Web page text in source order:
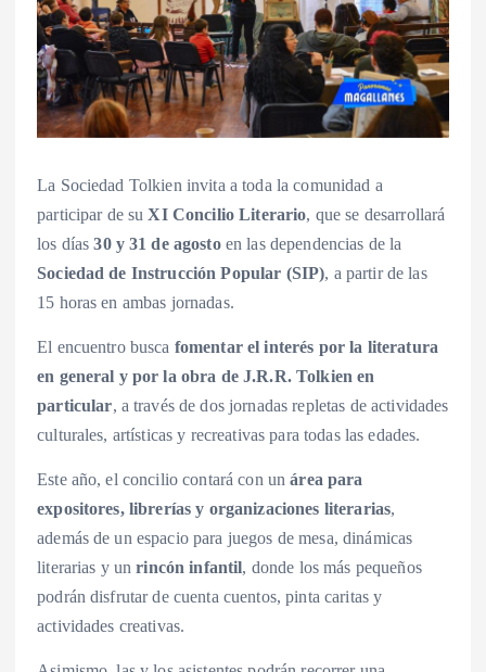
La Sociedad Tolkien invita a toda la comunidad a
participar de suXI Concilio Literario, que se desarrollará
los días30 y 31 de agostoen las dependencias de la
Sociedad de Instrucción Popular (SIP), a partir de las
15 horas en ambas jornadas.
El encuentro busca fomentar el interés por la literatura
en general y por la obra de J.R.R. Tolkien en
particular, a través de dos jornadas repletas de actividades
culturales, artísticas y recreativas para todas las edades.
Este año, el concilio contará con unárea para
expositores, librerías y organizaciones literarias,
además de un espacio para juegos de mesa, dinámicas
literarias y unrincón infantil, donde los más pequeños
podrán disfrutar de cuenta cuentos, pinta caritas y
actividades creativas.